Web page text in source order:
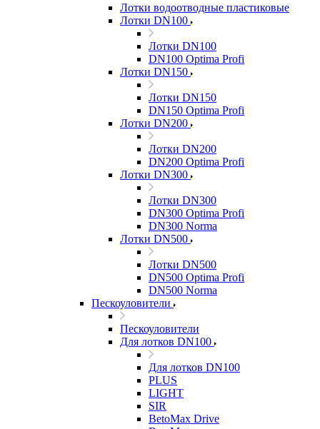
Лотки водоотводные пластиковые
Лотки DN100
Лотки DN100
DN100 Optima Profi
Лотки DN150
Лотки DN150
DN150 Optima Profi
Лотки DN200
Лотки DN200
DN200 Optima Profi
Лотки DN300
Лотки DN300
DN300 Optima Profi
DN300 Norma
Лотки DN500
Лотки DN500
DN500 Optima Profi
DN500 Norma
Пескоуловители
Пескоуловители
Для лотков DN100
Для лотков DN100
PLUS
LIGHT
SIR
BetoMax Drive